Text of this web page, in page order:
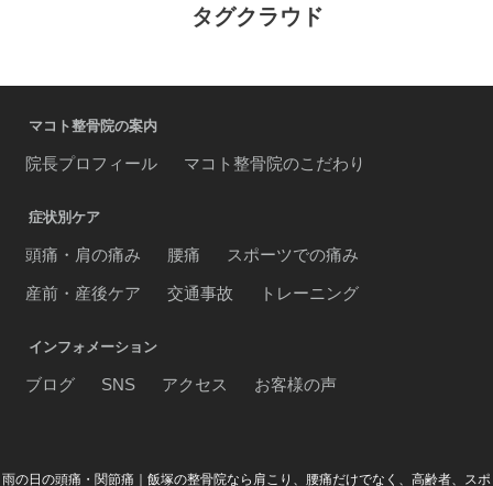
雨の日の頭痛・関節痛｜飯塚の整骨院なら肩こり、腰痛だけでなく、高齢者、スポ
タグクラウド
マコト整骨院の案内
院長プロフィール マコト整骨院のこだわり
症状別ケア
頭痛・肩の痛み 腰痛 スポーツでの痛み
産前・産後ケア 交通事故 トレーニング
インフォメーション
ブログ SNS アクセス お客様の声